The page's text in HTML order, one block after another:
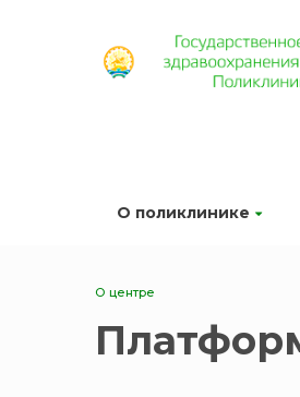
О поликлинике
О центре